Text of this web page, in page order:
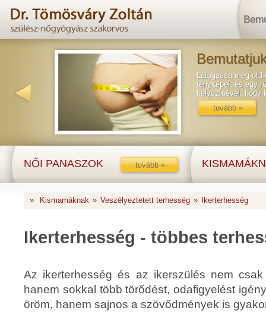
Látogassa meg
fényképek és egy
helyszínével, hogy
tovább »
NŐI PANASZOK tovább »
» Kismamáknak » Veszélyeztetett terhesség » Ikerterhesség
Ikerterhesség - többes
Az ikerterhesség és az ikerszülés nem
hanem sokkal több törődést, odafigyelést
öröm, hanem sajnos a szövődmények is